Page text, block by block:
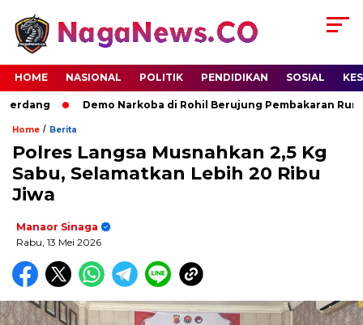
HOME NASIONAL POLITIK PENDIDIKAN SOSIAL
Demo Narkoba di Rohil Berujung Pembakaran
Home / Berita
Polres Langsa Musnahkan 2,5 Kg
Sabu, Selamatkan Lebih 20 Ribu
Jiwa
Manaor Sinaga
Rabu, 13 Mei 2026